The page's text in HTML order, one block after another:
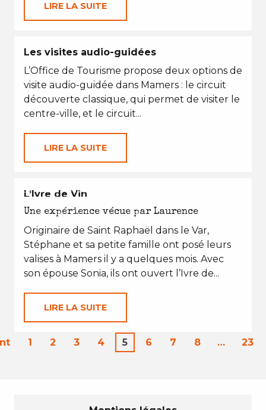
LIRE LA SUITE
Les visites audio-guidées
L’Office de Tourisme propose deux options de
visite audio-guidée dans Mamers : le circuit
découverte classique, qui permet de visiter le
centre-ville, et le circuit...
LIRE LA SUITE
EN TOUTES SAISONS
L’Ivre de Vin
Une expérience vécue par Laurence
Originaire de Saint Raphaël dans le Var,
Stéphane et sa petite famille ont posé leurs
valises à Mamers il y a quelques mois. Avec
son épouse Sonia, ils ont ouvert l’Ivre de...
LIRE LA SUITE
1 2 3 4 5 6 7 8 … 23